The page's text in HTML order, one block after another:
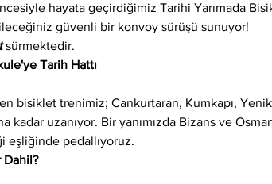
hayata geçirdiğimiz Tarihi Yarımada
güvenli bir konvoy sürüşü sunuyor!
sürmektedir.
Tarih Hattı
bisiklet trenimiz; Cankurtaran, Kumkapı,
kadar uzanıyor. Bir yanımızda Bizans ve
eşliğinde pedallıyoruz.
Dahil?